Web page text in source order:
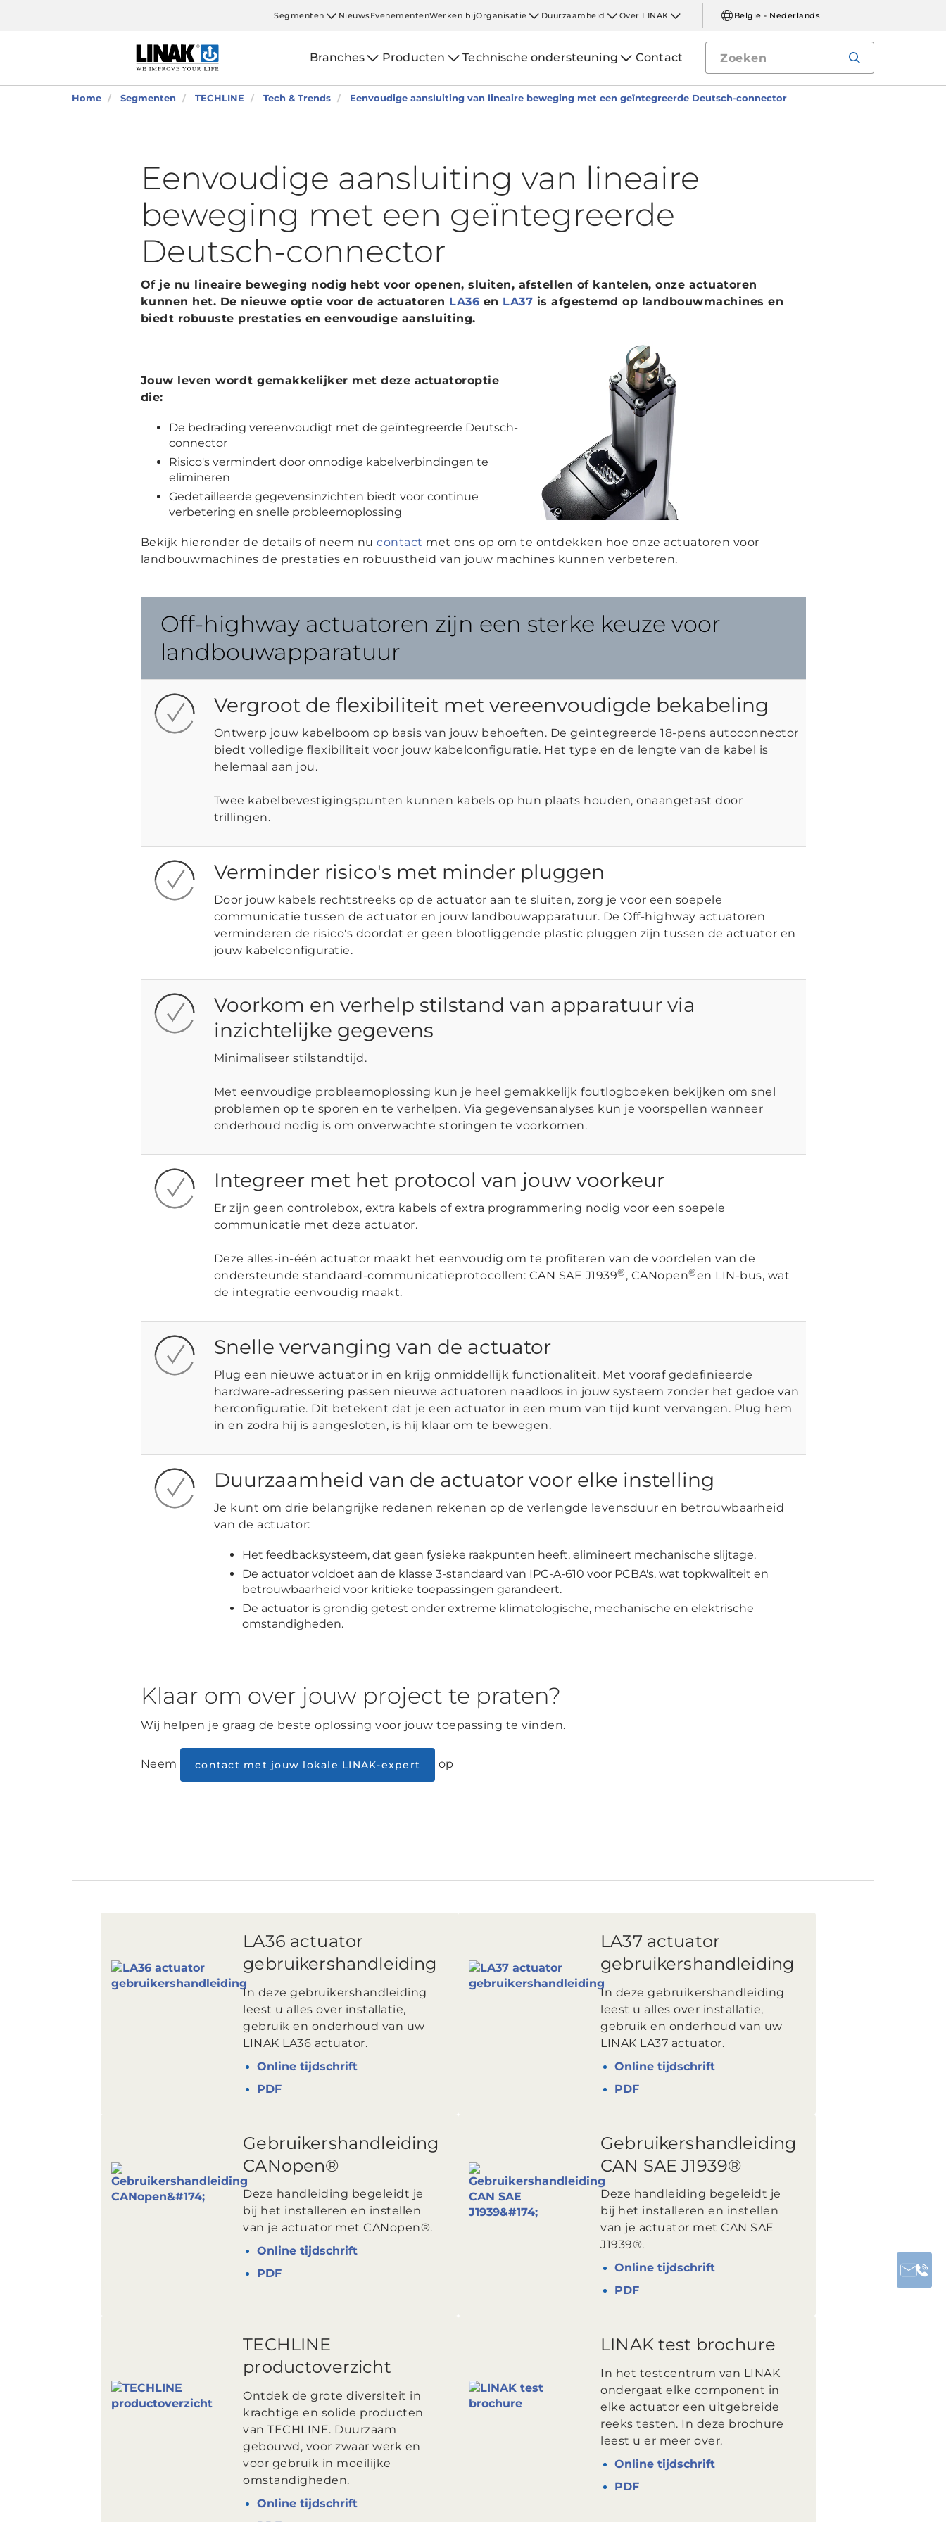
Segmenten NieuwsEvenementenWerken bijOrganisatie Duurzaamheid Over LINAK België - Nederlands
Branches Producten Technische ondersteuning Contact
Home Segmenten TECHLINE Tech & Trends Eenvoudige aansluiting van lineaire beweging met een geïntegreerde Deutsch-connector
Eenvoudige aansluiting van lineaire
beweging met een geïntegreerde
Deutsch-connector
Of je nu lineaire beweging nodig hebt voor openen, sluiten, afstellen of kantelen, onze actuatoren
kunnen het. De nieuwe optie voor de actuatoren LA36 en LA37 is afgestemd op landbouwmachines en
biedt robuuste prestaties en eenvoudige aansluiting.
Jouw leven wordt gemakkelijker met deze actuatoroptie
die:
De bedrading vereenvoudigt met de geïntegreerde Deutsch-
connector
Risico's vermindert door onnodige kabelverbindingen te
elimineren
Gedetailleerde gegevensinzichten biedt voor continue
verbetering en snelle probleemoplossing
Bekijk hieronder de details of neem nu contact met ons op om te ontdekken hoe onze actuatoren voor
landbouwmachines de prestaties en robuustheid van jouw machines kunnen verbeteren.
Off-highway actuatoren zijn een sterke keuze voor
landbouwapparatuur
Vergroot de flexibiliteit met vereenvoudigde bekabeling
Ontwerp jouw kabelboom op basis van jouw behoeften. De geïntegreerde 18-pens autoconnector
biedt volledige flexibiliteit voor jouw kabelconfiguratie. Het type en de lengte van de kabel is
helemaal aan jou.
Twee kabelbevestigingspunten kunnen kabels op hun plaats houden, onaangetast door
trillingen.
Verminder risico's met minder pluggen
Door jouw kabels rechtstreeks op de actuator aan te sluiten, zorg je voor een soepele
communicatie tussen de actuator en jouw landbouwapparatuur. De Off-highway actuatoren
verminderen de risico's doordat er geen blootliggende plastic pluggen zijn tussen de actuator en
jouw kabelconfiguratie.
Voorkom en verhelp stilstand van apparatuur via
inzichtelijke gegevens
Minimaliseer stilstandtijd.
Met eenvoudige probleemoplossing kun je heel gemakkelijk foutlogboeken bekijken om snel
problemen op te sporen en te verhelpen. Via gegevensanalyses kun je voorspellen wanneer
onderhoud nodig is om onverwachte storingen te voorkomen.
Integreer met het protocol van jouw voorkeur
Er zijn geen controlebox, extra kabels of extra programmering nodig voor een soepele
communicatie met deze actuator.
Deze alles-in-één actuator maakt het eenvoudig om te profiteren van de voordelen van de
ondersteunde standaard-communicatieprotocollen: CAN SAE J1939®, CANopen®en LIN-bus, wat
de integratie eenvoudig maakt.
Snelle vervanging van de actuator
Plug een nieuwe actuator in en krijg onmiddellijk functionaliteit. Met vooraf gedefinieerde
hardware-adressering passen nieuwe actuatoren naadloos in jouw systeem zonder het gedoe van
herconfiguratie. Dit betekent dat je een actuator in een mum van tijd kunt vervangen. Plug hem
in en zodra hij is aangesloten, is hij klaar om te bewegen.
Duurzaamheid van de actuator voor elke instelling
Je kunt om drie belangrijke redenen rekenen op de verlengde levensduur en betrouwbaarheid
van de actuator:
Het feedbacksysteem, dat geen fysieke raakpunten heeft, elimineert mechanische slijtage.
De actuator voldoet aan de klasse 3-standaard van IPC-A-610 voor PCBA's, wat topkwaliteit en
betrouwbaarheid voor kritieke toepassingen garandeert.
De actuator is grondig getest onder extreme klimatologische, mechanische en elektrische
omstandigheden.
Klaar om over jouw project te praten?
Wij helpen je graag de beste oplossing voor jouw toepassing te vinden.
Neem contact met jouw lokale LINAK-expert op
LA36 actuator
gebruikershandleiding
In deze gebruikershandleiding
leest u alles over installatie,
gebruik en onderhoud van uw
LINAK LA36 actuator.
Online tijdschrift
PDF
LA37 actuator
gebruikershandleiding
In deze gebruikershandleiding
leest u alles over installatie,
gebruik en onderhoud van uw
LINAK LA37 actuator.
Online tijdschrift
PDF
Gebruikershandleiding
CANopen®
Deze handleiding begeleidt je
bij het installeren en instellen
van je actuator met CANopen®.
Online tijdschrift
PDF
Gebruikershandleiding
CAN SAE J1939®
Deze handleiding begeleidt je
bij het installeren en instellen
van je actuator met CAN SAE
J1939®.
Online tijdschrift
PDF
TECHLINE
productoverzicht
Ontdek de grote diversiteit in
krachtige en solide producten
van TECHLINE. Duurzaam
gebouwd, voor zwaar werk en
voor gebruik in moeilijke
omstandigheden.
Online tijdschrift
LINAK test brochure
In het testcentrum van LINAK
ondergaat elke component in
elke actuator een uitgebreide
reeks testen. In deze brochure
leest u er meer over.
Online tijdschrift
PDF